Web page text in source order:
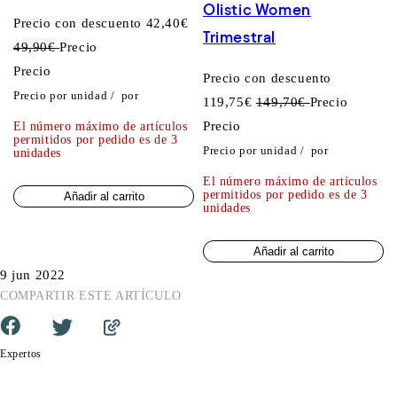
Precio con descuento 42,40€
49,90€Precio
Precio
Precio por unidad / por
El número máximo de artículos
permitidos por pedido es de 3
unidades
Añadir al carrito
Olistic Women
Trimestral
Precio con descuento
119,75€149,70€Precio
Precio
Precio por unidad / por
El número máximo de artículos
permitidos por pedido es de 3
unidades
Añadir al carrito
9 jun 2022
COMPARTIR ESTE ARTÍCULO
Expertos